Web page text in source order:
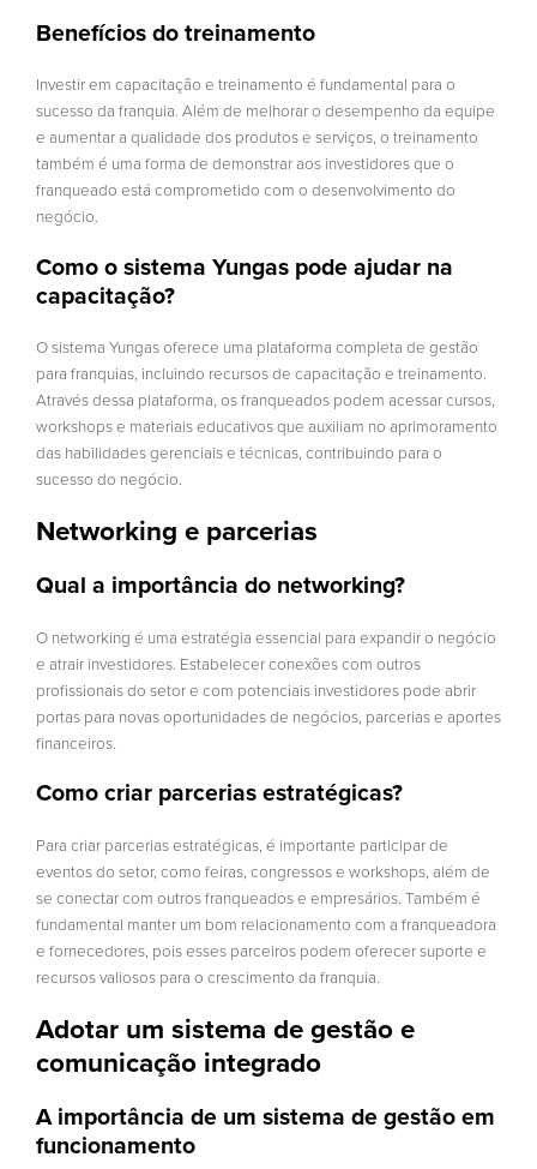
Benefícios do treinamento
Investir em capacitação e treinamento é fundamental para o
sucesso da franquia. Além de melhorar o desempenho da equipe
e aumentar a qualidade dos produtos e serviços, o treinamento
também é uma forma de demonstrar aos investidores que o
franqueado está comprometido com o desenvolvimento do
negócio.
Como o sistema Yungas pode ajudar na
capacitação?
O sistema Yungas oferece uma plataforma completa de gestão
para franquias, incluindo recursos de capacitação e treinamento.
Através dessa plataforma, os franqueados podem acessar cursos,
workshops e materiais educativos que auxiliam no aprimoramento
das habilidades gerenciais e técnicas, contribuindo para o
sucesso do negócio.
Networking e parcerias
Qual a importância do networking?
O networking é uma estratégia essencial para expandir o negócio
e atrair investidores. Estabelecer conexões com outros
profissionais do setor e com potenciais investidores pode abrir
portas para novas oportunidades de negócios, parcerias e aportes
financeiros.
Como criar parcerias estratégicas?
Para criar parcerias estratégicas, é importante participar de
eventos do setor, como feiras, congressos e workshops, além de
se conectar com outros franqueados e empresários. Também é
fundamental manter um bom relacionamento com a franqueadora
e fornecedores, pois esses parceiros podem oferecer suporte e
recursos valiosos para o crescimento da franquia.
Adotar um sistema de gestão e
comunicação integrado
A importância de um sistema de gestão em
funcionamento